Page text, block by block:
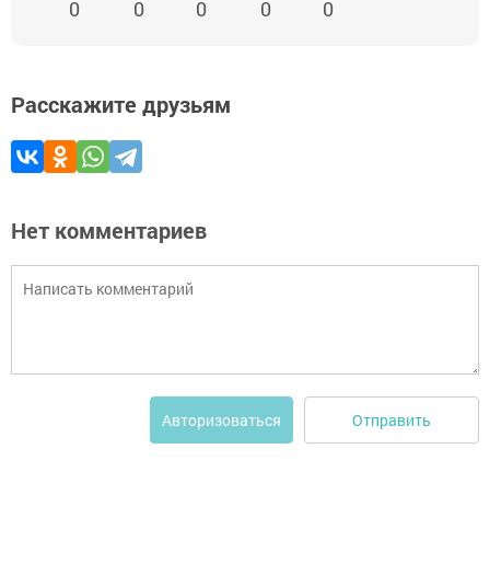
0 0 0 0 0
Расскажите друзьям
Нет комментариев
Авторизоваться Отправить